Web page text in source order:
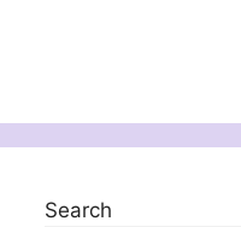
Search